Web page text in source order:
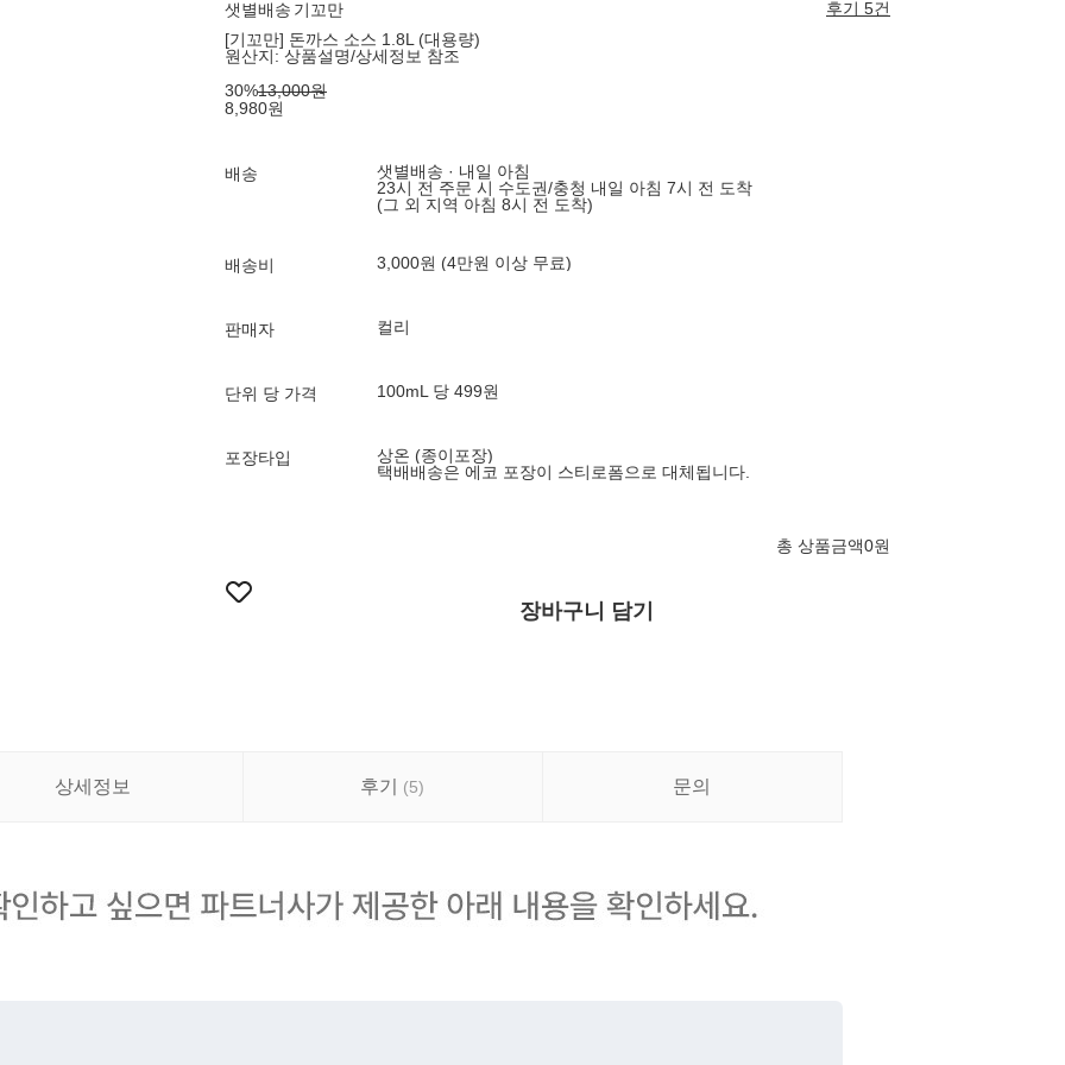
샛별배송 기꼬만
후기 5건
[기꼬만] 돈까스 소스 1.8L (대용량)
원산지: 상품설명/상세정보 참조
30%13,000원
8,980원
배송
샛별배송 · 내일 아침
23시 전 주문 시 수도권/충청 내일 아침 7시 전 도착
(그 외 지역 아침 8시 전 도착)
배송비 3,000원 (4만원 이상 무료)
판매자 컬리
단위 당 가격 100mL 당 499원
포장타입
상온 (종이포장)
택배배송은 에코 포장이 스티로폼으로 대체됩니다.
총 상품금액0원
장바구니 담기
상세정보 후기 (5) 문의